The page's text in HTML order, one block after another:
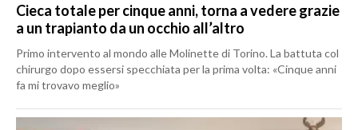
Cieca totale per cinque anni, torna a vedere grazie
a un trapianto da un occhio all’altro
Primo intervento al mondo alle Molinette di Torino. La battuta col
chirurgo dopo essersi specchiata per la prima volta: «Cinque anni
fa mi trovavo meglio»